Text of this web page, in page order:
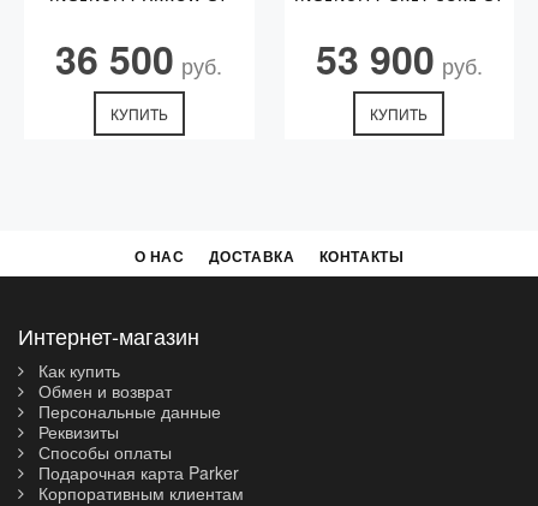
36 500 руб.
КУПИТЬ
53 900 руб.
КУПИТЬ
О НАС ДОСТАВКА КОНТАКТЫ
Интернет-магазин
Как купить
Обмен и возврат
Персональные данные
Реквизиты
Способы оплаты
Подарочная карта Parker
Корпоративным клиентам